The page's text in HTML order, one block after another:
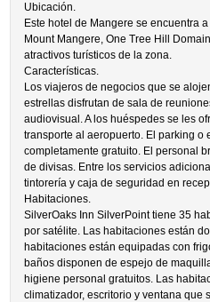
Ubicación.
Este hotel de Mangere se encuentra
Mount Mangere, One Tree Hill
atractivos turísticos de la zona.
Características.
Los viajeros de negocios que se
estrellas disfrutan de sala de
audiovisual. A los huéspedes se les
transporte al aeropuerto. El parking o
completamente gratuito. El personal
de divisas. Entre los servicios
tintorería y caja de seguridad en
Habitaciones.
SilverOaks Inn SilverPoint tiene 35
por satélite. Las habitaciones están
habitaciones están equipadas con
baños disponen de espejo de
higiene personal gratuitos. Las
climatizador, escritorio y ventana que